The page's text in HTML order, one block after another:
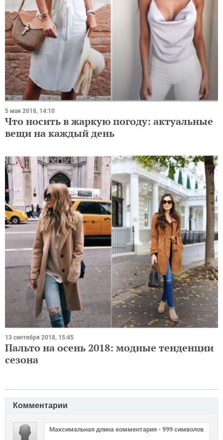
5 мая 2018, 14:10
Что носить в жаркую погоду: актуальные
вещи на каждый день
13 сентября 2018, 15:45
Пальто на осень 2018: модные тенденции
сезона
Комментарии